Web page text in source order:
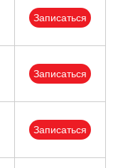
Записаться
Записаться
Записаться